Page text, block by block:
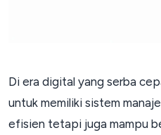
Di era digital yang serba
untuk memiliki sistem
efisien tetapi juga mampu